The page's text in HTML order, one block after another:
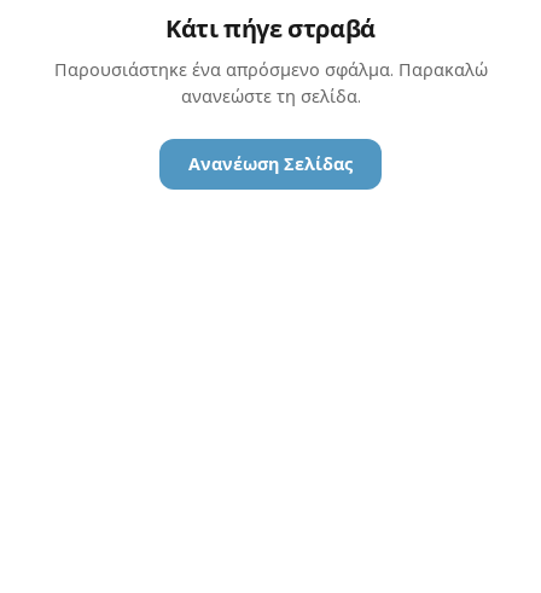
Κάτι πήγε στραβά
Παρουσιάστηκε ένα απρόσμενο σφάλμα. Παρακαλώ
ανανεώστε τη σελίδα.
Ανανέωση Σελίδας